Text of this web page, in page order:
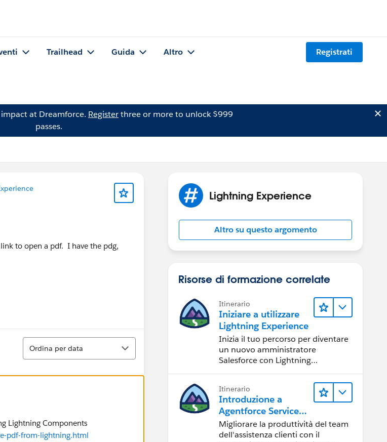
Trailhead Guida Altro Registrati
at Dreamforce. Registerthree or more to unlock $999
passes.
to open a pdf. I have the pdg,
Ordina
Ordina per data
Lightning Components
pdf-from-lightning.html
Lightning Experience
Altro su questo argomento
Risorse di formazione correlate
Itinerario
Iniziare a utilizzare
Lightning Experience
Inizia il tuo percorso per diventare
un nuovo amministratore
Salesforce con Lightning
Itinerario
Introduzione a
Agentforce Service
per Lightning
Experience
Migliorare la produttività del team
dell'assistenza clienti con il